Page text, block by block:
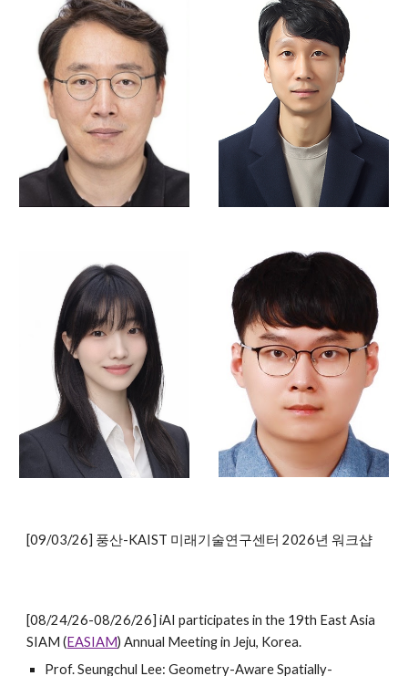
[09/03/26] 풍산-KAIST 미래기술연구센터 2026년 워크샵
[08/24/26-08/26/26] iAI participates in the 19th East Asia
SIAM (EASIAM) Annual Meeting in Jeju, Korea.
Prof. Seungchul Lee: Geometry-Aware Spatially-